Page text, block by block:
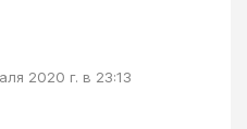
2020 г. в 23:13